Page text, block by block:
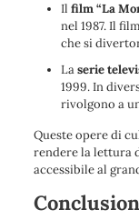
Il film “La
nel 1987. Il
che si
Laserie
1999. In
rivolgono a
Queste opere di
rendere la lettura
accessibile al